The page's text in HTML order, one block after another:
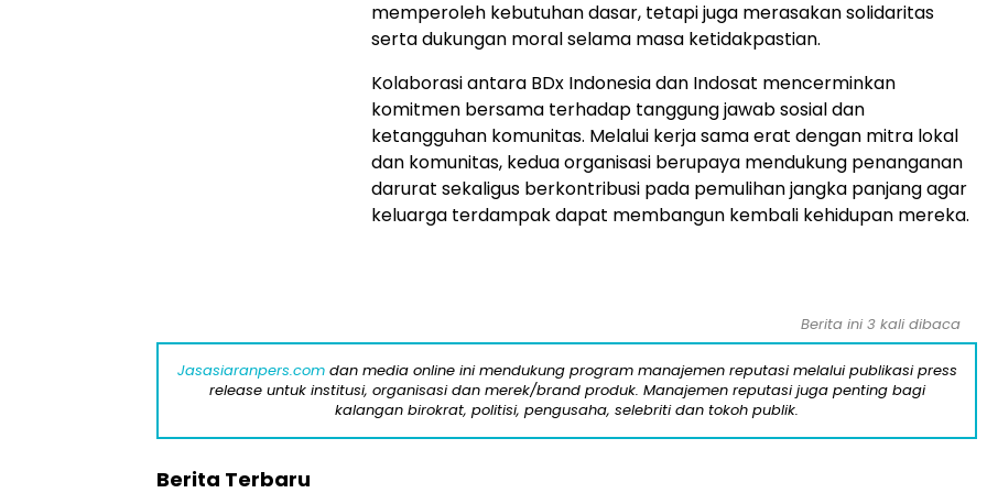
memperoleh kebutuhan dasar, tetapi juga merasakan solidaritas
serta dukungan moral selama masa ketidakpastian.
Kolaborasi antara BDx Indonesia dan Indosat mencerminkan
komitmen bersama terhadap tanggung jawab sosial dan
ketangguhan komunitas. Melalui kerja sama erat dengan mitra lokal
dan komunitas, kedua organisasi berupaya mendukung penanganan
darurat sekaligus berkontribusi pada pemulihan jangka panjang agar
keluarga terdampak dapat membangun kembali kehidupan mereka.
Berita ini 3 kali dibaca
Jasasiaranpers.comdan media online ini mendukung program manajemen reputasi melalui publikasi press
release untuk institusi, organisasi dan merek/brand produk. Manajemen reputasi juga penting bagi
kalangan birokrat, politisi, pengusaha, selebriti dan tokoh publik.
Berita Terbaru